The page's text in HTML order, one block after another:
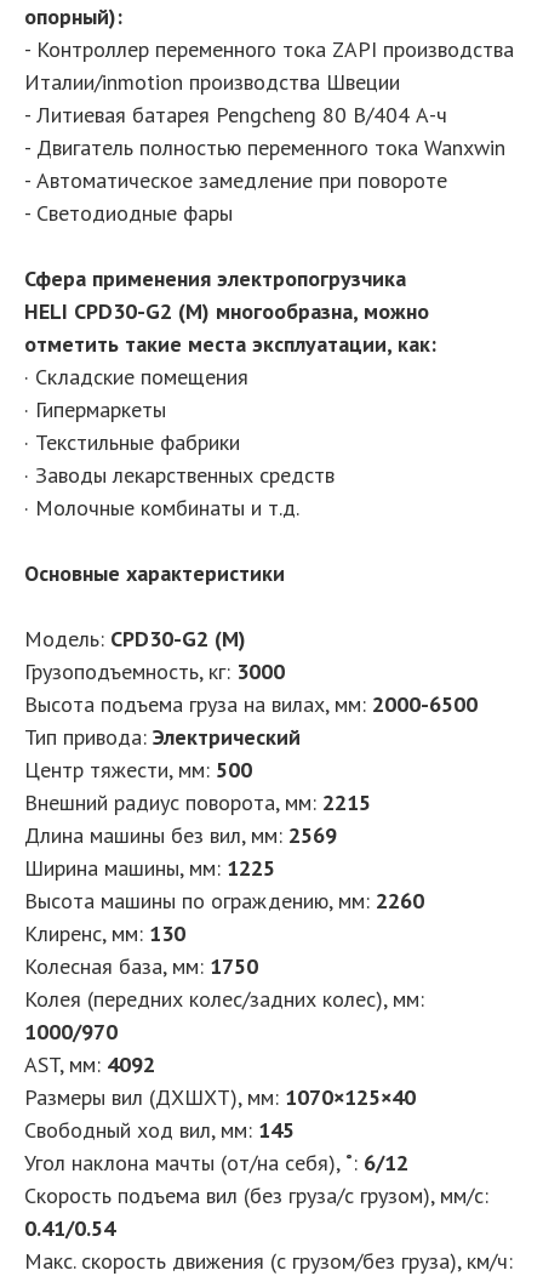
опорный):
- Контроллер переменного тока ZAPI производства
Италии/inmotion производства Швеции
- Литиевая батарея Pengcheng 80 В/404 А-ч
- Двигатель полностью переменного тока Wanxwin
- Автоматическое замедление при повороте
- Светодиодные фары
Сфера применения электропогрузчика
HELI CPD30-G2 (M) многообразна, можно
отметить такие места эксплуатации, как:
· Складские помещения
· Гипермаркеты
· Текстильные фабрики
· Заводы лекарственных средств
· Молочные комбинаты и т.д.
Основные характеристики
Модель: CPD30-G2 (M)
Грузоподъемность, кг: 3000
Высота подъема груза на вилах, мм: 2000-6500
Тип привода: Электрический
Центр тяжести, мм: 500
Внешний радиус поворота, мм: 2215
Длина машины без вил, мм: 2569
Ширина машины, мм: 1225
Высота машины по ограждению, мм: 2260
Клиренс, мм: 130
Колесная база, мм: 1750
Колея (передних колес/задних колес), мм:
1000/970
AST, мм: 4092
Размеры вил (ДXШXТ), мм: 1070×125×40
Свободный ход вил, мм: 145
Угол наклона мачты (от/на себя), ˚: 6/12
Скорость подъема вил (без груза/с грузом), мм/с:
0.41/0.54
Макс. скорость движения (с грузом/без груза), км/ч: